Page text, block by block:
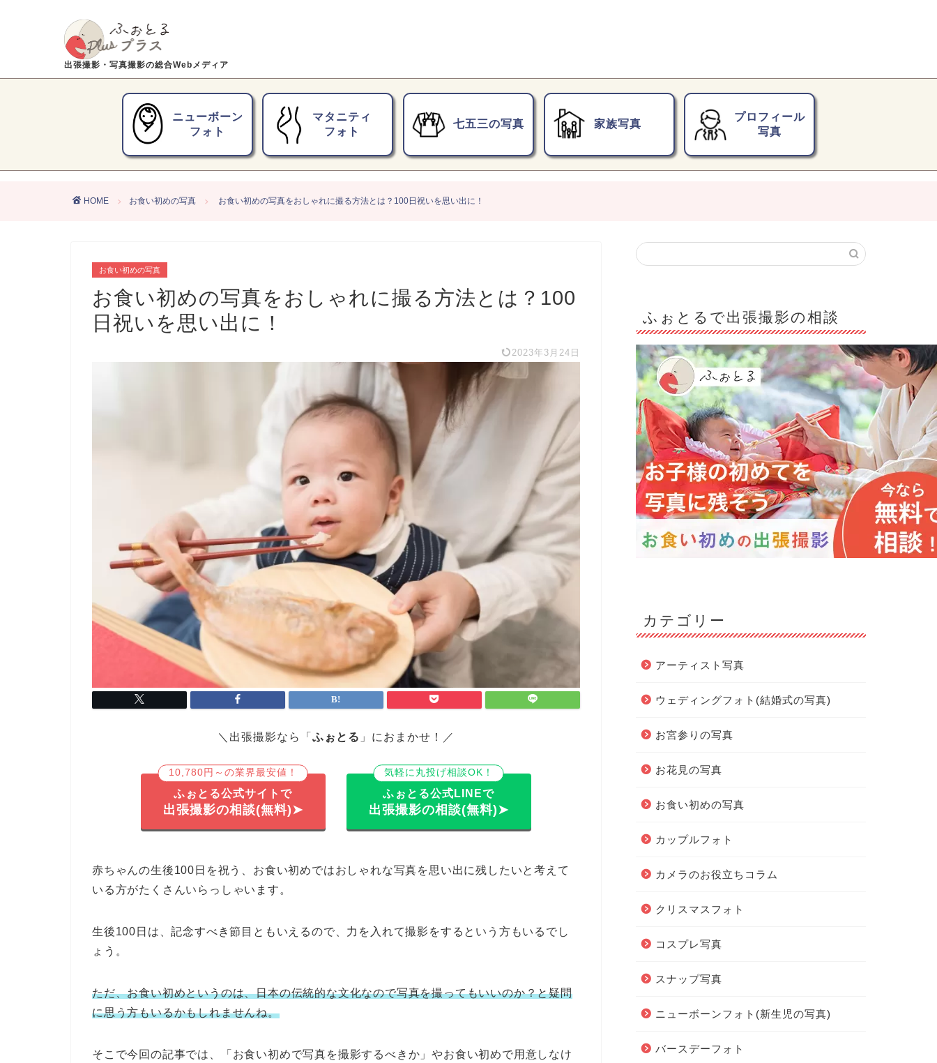
出張撮影・写真撮影の総合Webメディア
ニューボーン
フォト
マタニティ
フォト
七五三の写真 家族写真
プロフィール
写真
HOME お食い初めの写真 お食い初めの写真をおしゃれに撮る方法とは？100日祝いを思い出に！
お食い初めの写真
お食い初めの写真をおしゃれに撮る方法とは？100
日祝いを思い出に！
2023年3月24日
＼出張撮影なら「 ふぉとる 」におまかせ！／
10,780円～の業界最安値！
ふぉとる公式サイトで
出張撮影の相談(無料)➤
気軽に丸投げ相談OK！
ふぉとる公式LINEで
出張撮影の相談(無料)➤
赤ちゃんの生後100日を祝う、お食い初めではおしゃれな写真を思い出に残したいと考えて
いる方がたくさんいらっしゃいます。
生後100日は、記念すべき節目ともいえるので、力を入れて撮影をするという方もいるでし
ょう。
ただ、お食い初めというのは、日本の伝統的な文化なので写真を撮ってもいいのか？と疑問
に思う方もいるかもしれませんね。
そこで今回の記事では、「お食い初めで写真を撮影するべきか」やお食い初めで用意しなけ
ふぉとるで出張撮影の相談
カテゴリー
アーティスト写真
ウェディングフォト(結婚式の写真)
お宮参りの写真
お花見の写真
お食い初めの写真
カップルフォト
カメラのお役立ちコラム
クリスマスフォト
コスプレ写真
スナップ写真
ニューボーンフォト(新生児の写真)
バースデーフォト